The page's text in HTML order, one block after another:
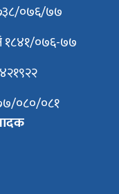
०७६/७७
१८४१/०७६-७७
०८०/०८१